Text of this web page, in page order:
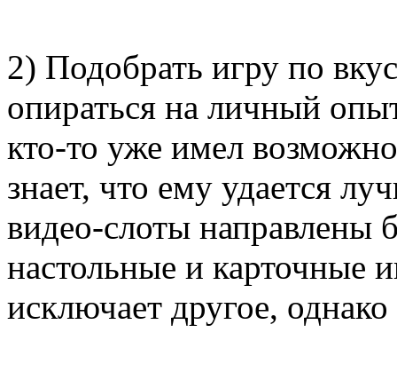
2) Подобрать игру по
опираться на личный
кто-то уже имел
знает, что ему удается
видео-слоты направлены
настольные и карточные
исключает другое,